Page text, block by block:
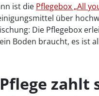
ist die Pflegebox „All
über
Die Pflegebox
Boden braucht, es ist
zahlt